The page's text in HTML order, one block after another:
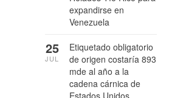
expandirse en
Venezuela
Etiquetado obligatorio
de origen costaría 893
mde al año a la
cadena cárnica de
25
JUL